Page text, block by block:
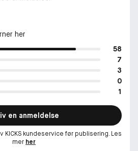
her
58
7
3
0
1
en anmeldelse
kundeservice før publisering. Les
mer her